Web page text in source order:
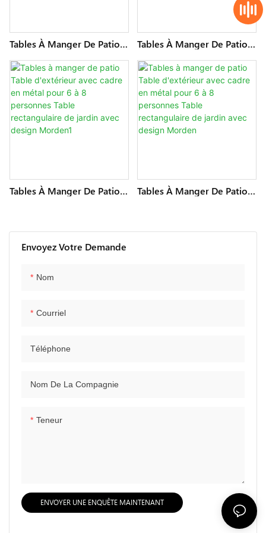
Envoyez Votre Demande
Nom
Courriel
Téléphone
Nom De La Compagnie
Teneur
ENVOYER UNE ENQUÊTE MAINTENANT
Tables À Manger De Patio
Cadre En Métal Pour 6 À 8
Personnes Table
Rectangulaire De Jardin
Avec Design Morden3
Tables À Manger De Patio
Cadre En Métal Pour 6 À 8
Personnes Table
Rectangulaire De Jardin
Avec Design Morden2
Tables À Manger De Patio
Rectangulaire De Jardin
Avec Design Morden1
Tables À Manger De Patio
Rectangulaire De Jardin